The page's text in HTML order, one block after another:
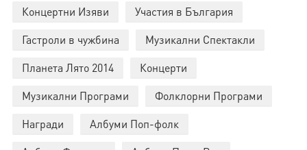
Концертни Изяви
Участия в България
Гастроли в чужбина
Музикални Спектакли
Планета Лято 2014
Концерти
Музикални Програми
Фолклорни Програми
Награди
Албуми Поп-фолк